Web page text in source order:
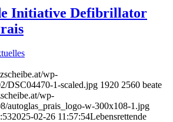
Initiative Defibrillator
wp-
DSC04470-1-scaled.jpg 1920 2560 beate
wp-
autoglas_prais_logo-w-300x108-1.jpg
2025-02-26 11:57:54Lebensrettende